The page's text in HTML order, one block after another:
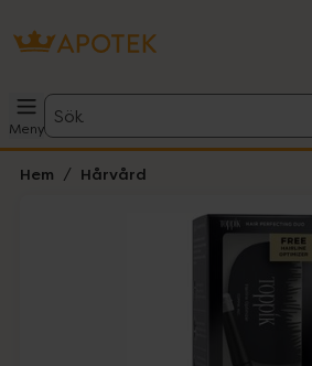
Meny
Sök
Hem Hårvård
Lista: . Innehåller 1 objekt.